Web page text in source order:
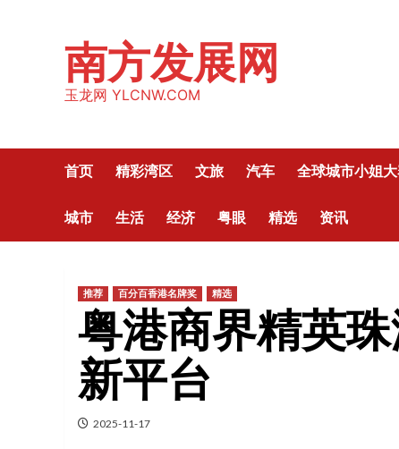
南方发展网
玉龙网 YLCNW.COM
首页 精彩湾区 文旅 汽车 全球城市小姐
城市 生活 经济 粤眼 精选 资讯
推荐 百分百香港名牌奖 精选
粤港商界精英
新平台
2025-11-17